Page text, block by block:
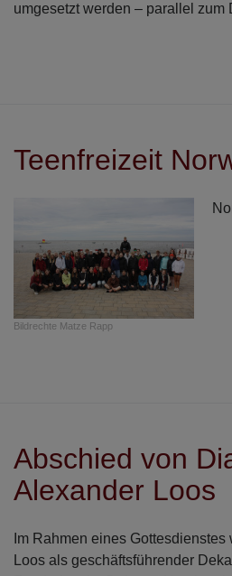
umgesetzt werden – parallel zum
Teenfreizeit
Bildrechte Matze Rapp
Abschied von
Alexander Loos
Im Rahmen eines
Loos als geschäftsführender